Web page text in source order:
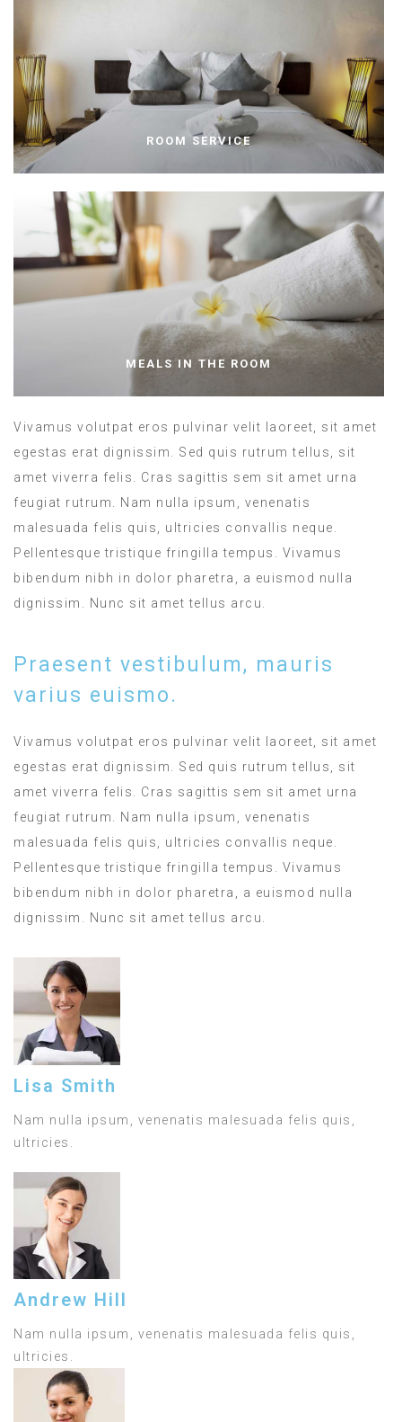
ROOM SERVICE
MEALS IN THE ROOM
Vivamus volutpat eros pulvinar velit laoreet, sit amet
egestas erat dignissim. Sed quis rutrum tellus, sit
amet viverra felis. Cras sagittis sem sit amet urna
feugiat rutrum. Nam nulla ipsum, venenatis
malesuada felis quis, ultricies convallis neque.
Pellentesque tristique fringilla tempus. Vivamus
bibendum nibh in dolor pharetra, a euismod nulla
dignissim. Nunc sit amet tellus arcu.
Praesent vestibulum, mauris
varius euismo.
Vivamus volutpat eros pulvinar velit laoreet, sit amet
egestas erat dignissim. Sed quis rutrum tellus, sit
amet viverra felis. Cras sagittis sem sit amet urna
feugiat rutrum. Nam nulla ipsum, venenatis
malesuada felis quis, ultricies convallis neque.
Pellentesque tristique fringilla tempus. Vivamus
bibendum nibh in dolor pharetra, a euismod nulla
dignissim. Nunc sit amet tellus arcu.
Lisa Smith
Nam nulla ipsum, venenatis malesuada felis quis,
ultricies.
Andrew Hill
Nam nulla ipsum, venenatis malesuada felis quis,
ultricies.